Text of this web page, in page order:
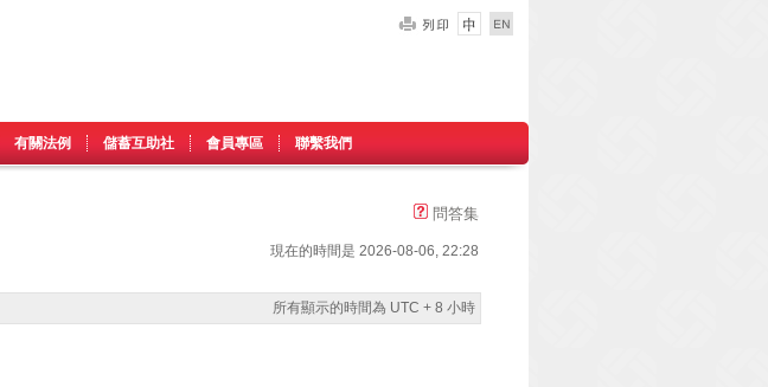
有關法例 儲蓄互助社 會員專區 聯繫我們
問答集
現在的時間是 2026-08-06, 22:28
所有顯示的時間為 UTC + 8 小時